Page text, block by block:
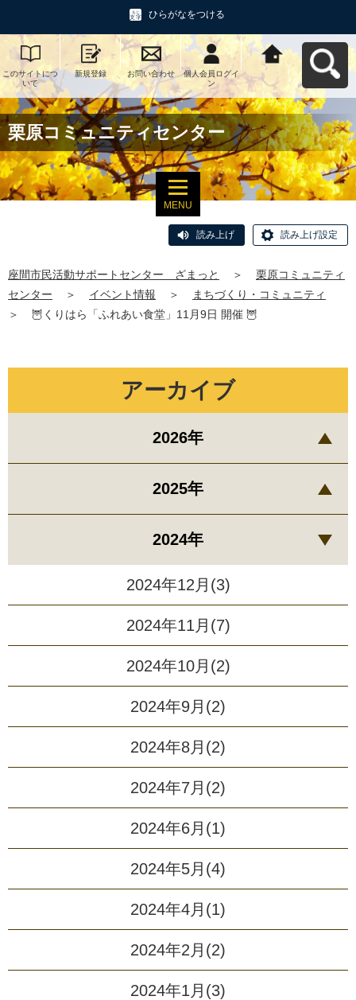
ひらがなをつける
このサイトにつ
いて
新規登録 お問い合わせ
個人会員ログイ
ン
座間市民活動サ
ポートセンタ
ー ざまっとへ
戻る
栗原コミュニティセンター
MENU
読み上げ 読み上げ設定
座間市民活動サポートセンター ざまっと ＞
栗原コミュニティ
センター
＞ イベント情報 ＞
まちづくり・コミュニティ
＞
🦉くりはら「ふれあい食堂」11月9日 開催 🦉
アーカイブ
2026年
2025年
2024年
2024年12月(3)
2024年11月(7)
2024年10月(2)
2024年9月(2)
2024年8月(2)
2024年7月(2)
2024年6月(1)
2024年5月(4)
2024年4月(1)
2024年2月(2)
2024年1月(3)